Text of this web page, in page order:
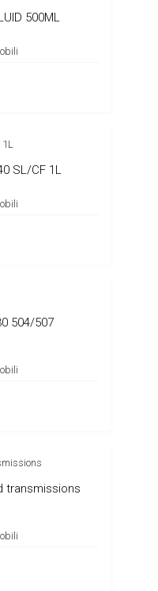
500ML
SL/CF 1L
504/507
transmissions